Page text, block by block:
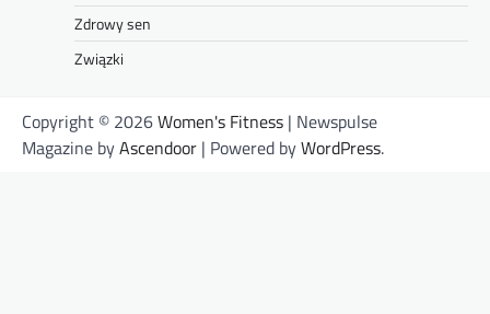
Zdrowy sen
Związki
Copyright © 2026Women's Fitness | Newspulse
Magazine byAscendoor | Powered byWordPress.